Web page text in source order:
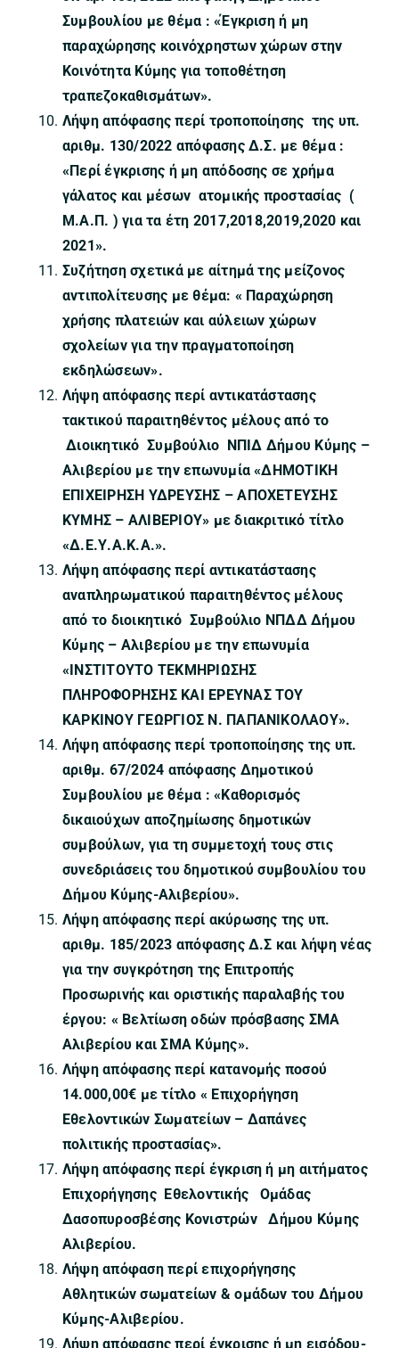
Συμβουλίου με θέμα : «Έγκριση ή μη
παραχώρησης κοινόχρηστων χώρων στην
Κοινότητα Κύμης για τοποθέτηση
τραπεζοκαθισμάτων».
Λήψη απόφασης περί τροποποίησης της υπ.
αριθμ. 130/2022 απόφασης Δ.Σ. με θέμα :
«Περίέγκρισης ή μη απόδοσης σε χρήμα
γάλατος και μέσων ατομικής προστασίας (
Μ.Α.Π. ) για τα έτη 2017,2018,2019,2020 και
2021».
Συζήτηση σχετικά με αίτημά της μείζονος
αντιπολίτευσης με θέμα: « Παραχώρηση
χρήσης πλατειών και αύλειων χώρων
σχολείων για την πραγματοποίηση
εκδηλώσεων».
Λήψη απόφασης περί αντικατάστασης
τακτικού παραιτηθέντος μέλους από το
Διοικητικό Συμβούλιο ΝΠΙΔ Δήμου Κύμης –
Αλιβερίου με την επωνυμία «ΔΗΜΟΤΙΚΗ
ΕΠΙΧΕΙΡΗΣΗ ΥΔΡΕΥΣΗΣ – ΑΠΟΧΕΤΕΥΣΗΣ
ΚΥΜΗΣ – ΑΛΙΒΕΡΙΟΥ» με διακριτικό τίτλο
«Δ.Ε.Υ.Α.Κ.Α.».
Λήψη απόφασης περί αντικατάστασης
αναπληρωματικού παραιτηθέντος μέλους
από το διοικητικό Συμβούλιο ΝΠΔΔ Δήμου
Κύμης – Αλιβερίου με την επωνυμία
«ΙΝΣΤΙΤΟΥΤΟ ΤΕΚΜΗΡΙΩΣΗΣ
ΠΛΗΡΟΦΟΡΗΣΗΣ ΚΑΙ ΕΡΕΥΝΑΣ ΤΟΥ
ΚΑΡΚΙΝΟΥ ΓΕΩΡΓΙΟΣ Ν. ΠΑΠΑΝΙΚΟΛΑΟΥ».
Λήψη απόφασης περί τροποποίησης της υπ.
αριθμ. 67/2024 απόφασης Δημοτικού
Συμβουλίου με θέμα : «Καθορισμός
δικαιούχων αποζημίωσης δημοτικών
συμβούλων, για τη συμμετοχή τους στις
συνεδριάσεις του δημοτικού συμβουλίου του
Δήμου Κύμης-Αλιβερίου».
Λήψη απόφασης περί ακύρωσης της υπ.
αριθμ. 185/2023 απόφασης Δ.Σ και λήψη νέας
για την συγκρότηση της Επιτροπής
Προσωρινής και οριστικής παραλαβής του
έργου: « Βελτίωση οδών πρόσβασης ΣΜΑ
Αλιβερίου και ΣΜΑ Κύμης».
Λήψη απόφασης περί κατανομής ποσού
14.000,00€ με τίτλο « Επιχορήγηση
Εθελοντικών Σωματείων – Δαπάνες
πολιτικής προστασίας».
Λήψη απόφασης περί έγκριση ή μη αιτήματος
Επιχορήγησης Εθελοντικής Ομάδας
Δασοπυροσβέσης Κονιστρών Δήμου Κύμης
Αλιβερίου.
Λήψη απόφαση περί επιχορήγησης
Αθλητικών σωματείων & ομάδων του Δήμου
Κύμης-Αλιβερίου.
Λήψη απόφασης περί έγκρισης ή μη εισόδου-